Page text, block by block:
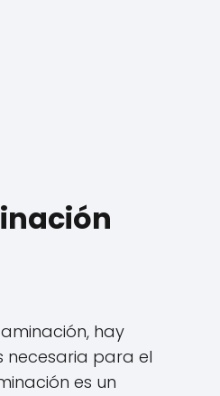
hay
necesaria para el
es un